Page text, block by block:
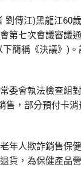
劉傳江)黑龍江60
第七次會議審議
下簡稱《決議》 )。
會執法檢查組對
售，部分預付卡
人欺詐銷售保健
貨，為保健產品